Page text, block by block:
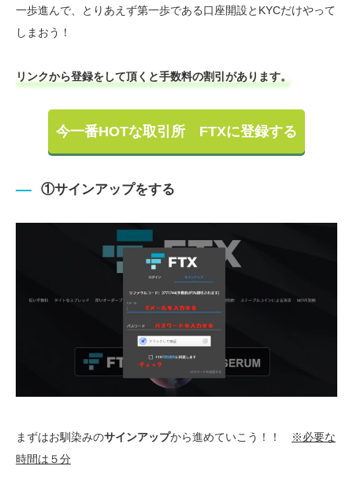
一歩進んで、とりあえず第一歩である口座開設とKYCだけやって
しまおう！
リンクから登録をして頂くと手数料の割引があります。
今一番HOTな取引所 FTXに登録する
①サインアップをする
まずはお馴染みのサインアップから進めていこう！！
※必要な
時間は５分